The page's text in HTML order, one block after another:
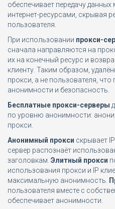
обеспечивает передачу
интернет-ресурсами, скрывая
пользователя.
При использовании прокси-
сначала направляются на
их на конечный ресурс и
клиенту. Таким образом,
прокси, а не пользователя,
анонимности и безопасность.
Бесплатные прокси-серверы
по уровню анонимности:
прокси.
Анонимный прокси скрывает
сервер распознаёт
заголовкам. Элитный прокси
использования прокси и IP
максимальную анонимность.
пользователя вместе с
обеспечивает анонимности.